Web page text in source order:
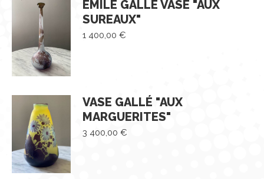
EMILE GALLÉ VASE "AUX
SUREAUX"
1 400,00 €
VASE GALLÉ "AUX
MARGUERITES"
3 400,00 €